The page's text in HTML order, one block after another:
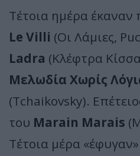
Τέτοια ημέρα έκαναν
Le Villi (Οι Λάμιες,
Ladra (Κλέφτρα
Μελωδία Χωρίς
(Tchaikovsky).
του Marain Marais
Τέτοια μέρα